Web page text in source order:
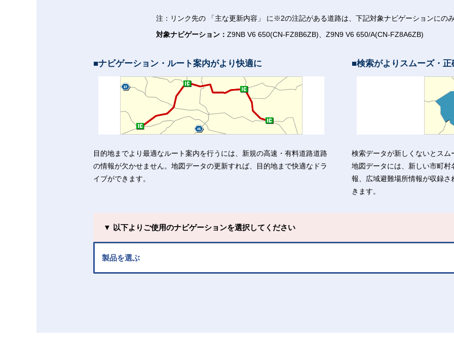
注：リンク先の 「主な更新内容」 に※2の注記がある道路は、下記対象ナビゲーションにのみ
対象ナビゲーション： Z9NB V6 650(CN-FZ8B6ZB)、Z9N9 V6 650/A(CN-FZ8A6ZB)
ナビゲーション・ルート案内がより快適に
目的地までより最適なルート案内を行うには、新規の高速・有料道路道路
の情報が欠かせません。地図データの更新すれば、目的地まで快適なドラ
イブができます。
検索がよりスムーズ・正
検索データが新しくないとス
地図データには、新しい市町
報、広域避難場所情報が収録
きます。
▼ 以下よりご使用のナビゲーションを選択してください
製品を選ぶ